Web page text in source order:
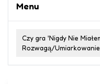
Menu
Czy gra 'Nigdy Nie
Rozwagą/